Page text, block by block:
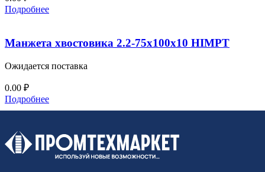
Подробнее
Манжета хвостовика 2.2-75х100х10 HIMPT
Ожидается поставка
0.00 ₽
Подробнее